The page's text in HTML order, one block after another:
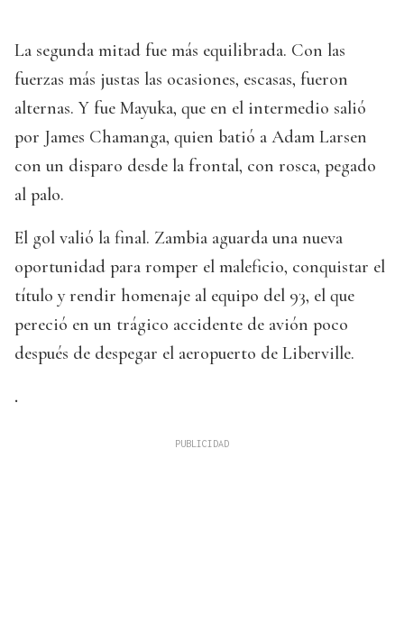
La segunda mitad fue más equilibrada. Con las
fuerzas más justas las ocasiones, escasas, fueron
alternas. Y fue Mayuka, que en el intermedio salió
por James Chamanga, quien batió a Adam Larsen
con un disparo desde la frontal, con rosca, pegado
al palo.
El gol valió la final. Zambia aguarda una nueva
oportunidad para romper el maleficio, conquistar el
título y rendir homenaje al equipo del 93, el que
pereció en un trágico accidente de avión poco
después de despegar el aeropuerto de Liberville.
.